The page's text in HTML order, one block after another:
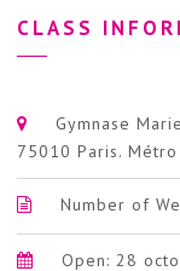
CLASS
Gymnase
75010 Paris.
Number of
Open: 28